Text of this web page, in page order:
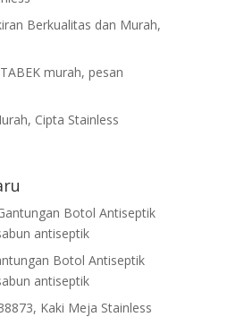
Berkualitas dan Murah,
murah, pesan
Cipta Stainless
Botol Antiseptik
antiseptik
Botol Antiseptik
antiseptik
Kaki Meja Stainless